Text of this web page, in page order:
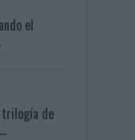
el
trilogía de